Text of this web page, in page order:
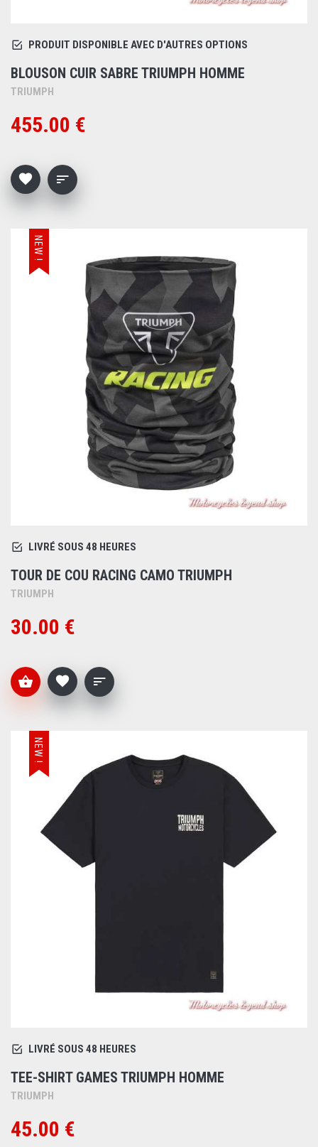
PRODUIT DISPONIBLE AVEC D'AUTRES OPTIONS
BLOUSON CUIR SABRE TRIUMPH HOMME
TRIUMPH
455.00 €
NEW !
LIVRÉ SOUS 48 HEURES
TOUR DE COU RACING CAMO TRIUMPH
TRIUMPH
30.00 €
NEW !
LIVRÉ SOUS 48 HEURES
TEE-SHIRT GAMES TRIUMPH HOMME
TRIUMPH
45.00 €